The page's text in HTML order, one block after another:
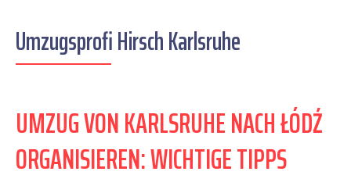
Umzugsprofi Hirsch Karlsruhe
UMZUG VON KARLSRUHE NACH ŁÓDŹ
ORGANISIEREN: WICHTIGE TIPPS